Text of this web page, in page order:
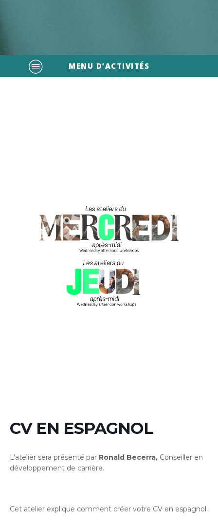
MENU D’ACTIVITÉS
CV EN ESPAGNOL
L’atelier sera présenté par Ronald Becerra, Conseiller en
développement de carrière.
Cet atelier explique comment créer votre CV en espagnol.